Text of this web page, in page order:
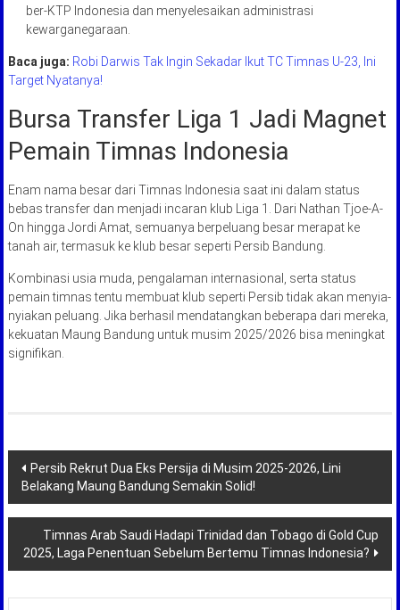
ber-KTP Indonesia dan menyelesaikan administrasi
kewarganegaraan.
Baca juga: Robi Darwis Tak Ingin Sekadar Ikut TC Timnas U-23, Ini
Target Nyatanya!
Bursa Transfer Liga 1 Jadi Magnet
Pemain Timnas Indonesia
Enam nama besar dari Timnas Indonesia saat ini dalam status
bebas transfer dan menjadi incaran klub Liga 1. Dari Nathan Tjoe-A-
On hingga Jordi Amat, semuanya berpeluang besar merapat ke
tanah air, termasuk ke klub besar seperti Persib Bandung.
Kombinasi usia muda, pengalaman internasional, serta status
pemain timnas tentu membuat klub seperti Persib tidak akan menyia-
nyiakan peluang. Jika berhasil mendatangkan beberapa dari mereka,
kekuatan Maung Bandung untuk musim 2025/2026 bisa meningkat
signifikan.
Navigasi
pos
Persib Rekrut Dua Eks Persija di Musim 2025-2026, Lini
Belakang Maung Bandung Semakin Solid!
Timnas Arab Saudi Hadapi Trinidad dan Tobago di Gold Cup
2025, Laga Penentuan Sebelum Bertemu Timnas Indonesia?